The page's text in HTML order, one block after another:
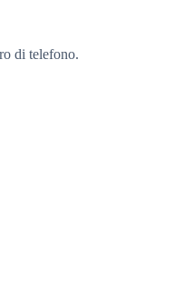
di telefono.